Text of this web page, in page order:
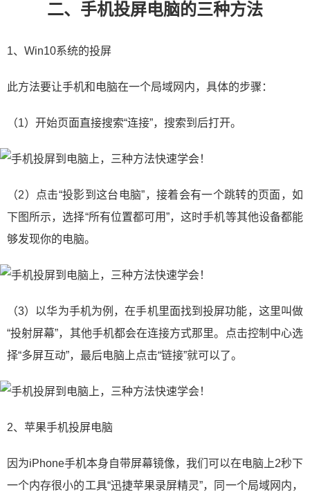
二、手机投屏电脑的三种方法
1、Win10系统的投屏
此方法要让手机和电脑在一个局域网内，具体的步骤：
（1）开始页面直接搜索“连接”，搜索到后打开。
（2）点击“投影到这台电脑”，接着会有一个跳转的页面，如
下图所示，选择“所有位置都可用”，这时手机等其他设备都能
够发现你的电脑。
（3）以华为手机为例，在手机里面找到投屏功能，这里叫做
“投射屏幕”，其他手机都会在连接方式那里。点击控制中心选
择“多屏互动”，最后电脑上点击“链接”就可以了。
2、苹果手机投屏电脑
因为iPhone手机本身自带屏幕镜像，我们可以在电脑上2秒下
一个内存很小的工具“迅捷苹果录屏精灵”，同一个局域网内，